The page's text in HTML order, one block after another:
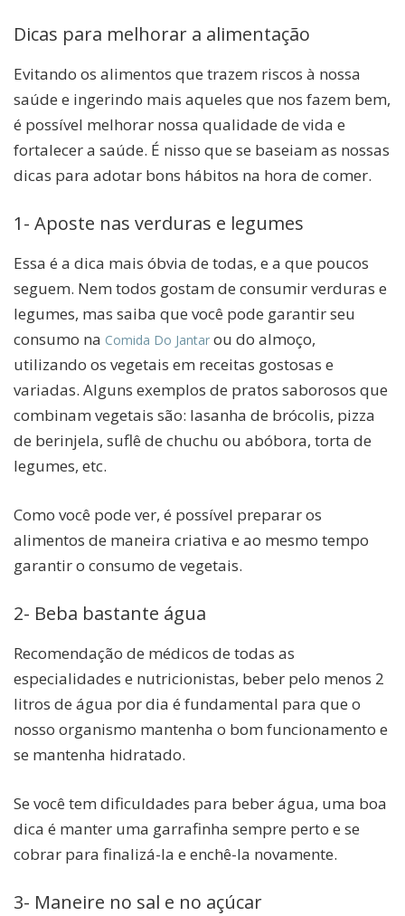
Dicas para melhorar a alimentação
Evitando os alimentos que trazem riscos à nossa
saúde e ingerindo mais aqueles que nos fazem bem,
é possível melhorar nossa qualidade de vida e
fortalecer a saúde. É nisso que se baseiam as nossas
dicas para adotar bons hábitos na hora de comer.
1- Aposte nas verduras e legumes
Essa é a dica mais óbvia de todas, e a que poucos
seguem. Nem todos gostam de consumir verduras e
legumes, mas saiba que você pode garantir seu
consumo na Comida Do Jantar ou do almoço,
utilizando os vegetais em receitas gostosas e
variadas. Alguns exemplos de pratos saborosos que
combinam vegetais são: lasanha de brócolis, pizza
de berinjela, suflê de chuchu ou abóbora, torta de
legumes, etc.
Como você pode ver, é possível preparar os
alimentos de maneira criativa e ao mesmo tempo
garantir o consumo de vegetais.
2- Beba bastante água
Recomendação de médicos de todas as
especialidades e nutricionistas, beber pelo menos 2
litros de água por dia é fundamental para que o
nosso organismo mantenha o bom funcionamento e
se mantenha hidratado.
Se você tem dificuldades para beber água, uma boa
dica é manter uma garrafinha sempre perto e se
cobrar para finalizá-la e enchê-la novamente.
3- Maneire no sal e no açúcar